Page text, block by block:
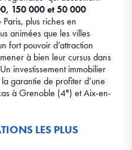
150 000 et 50 000
plus riches en
animées que les villes
fort pouvoir d’attraction
à bien leur cursus dans
investissement immobilier
garantie de profiter d’une
à Grenoble (4e) et Aix-en-
LES PLUS